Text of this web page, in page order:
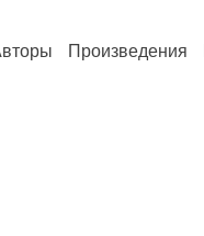
Произведения